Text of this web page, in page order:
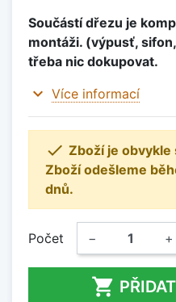
Součástí dřezu je
montáži. (výpusť,
třeba nic dokupovat.
expand_more Více informací
 Zboží je obvykle
Zboží odešleme
dnů.
Počet − +
